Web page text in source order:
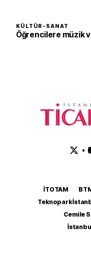
KÜLTÜR-SANAT
Öğrencilere müzik
•
İTOTAM
Teknopark
Cemile